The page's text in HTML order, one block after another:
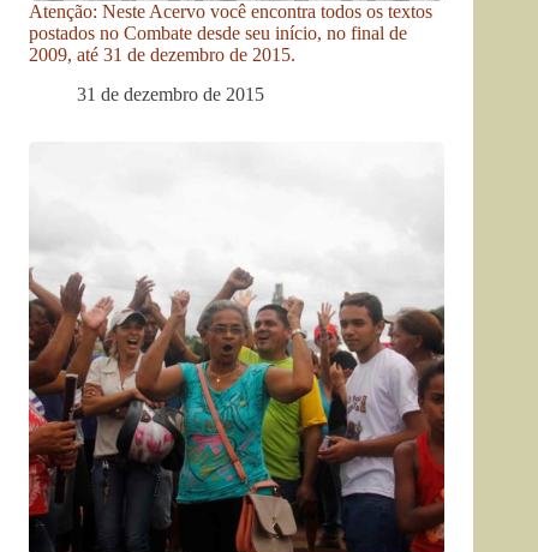
Atenção: Neste Acervo você encontra todos os textos
postados no Combate desde seu início, no final de
2009, até 31 de dezembro de 2015.
31 de dezembro de 2015